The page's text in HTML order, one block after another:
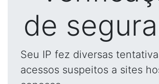
de
Seu IP fez diversas
acessos suspeitos a sites